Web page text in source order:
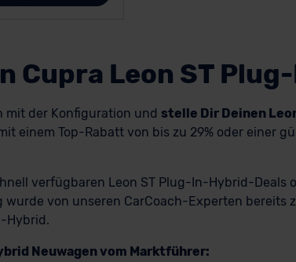
Cupra Leon ST
der Konfiguration und stelle Dir Deinen
einem Top-Rabatt von bis zu 29% oder einer
verfügbaren Leon ST Plug-In-Hybrid-Deals
von unseren CarCoach-Experten
Hybrid.
Neuwagen vom Marktführer: